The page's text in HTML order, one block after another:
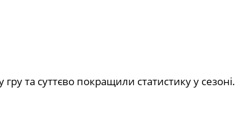
та суттєво покращили статистику у сезоні.